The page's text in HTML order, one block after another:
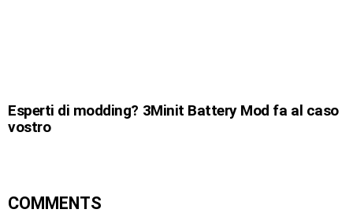
Esperti di modding? 3Minit Battery Mod fa al caso
vostro
COMMENTS